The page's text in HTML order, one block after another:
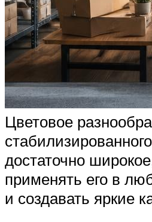
Цветовое
достаточно
применять его в
и создавать яркие